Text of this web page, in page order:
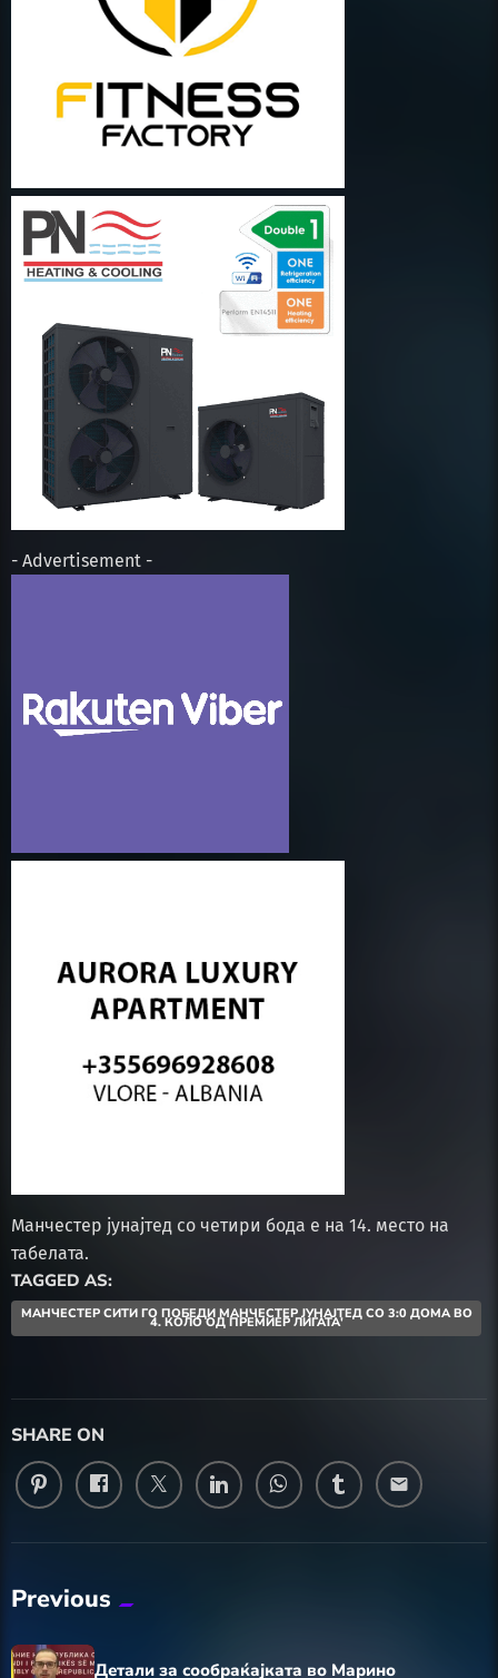
- Advertisement -
Манчестер јунајтед со четири бода е на 14. место на
табелата.
TAGGED AS:
МАНЧЕСТЕР СИТИ ГО ПОБЕДИ МАНЧЕСТЕР ЈУНАЈТЕД СО 3:0 ДОМА ВО
4. КОЛО ОД ПРЕМИЕР ЛИГАТА'
SHARE ON
email
Previous
Детали за сообраќајката во Марино